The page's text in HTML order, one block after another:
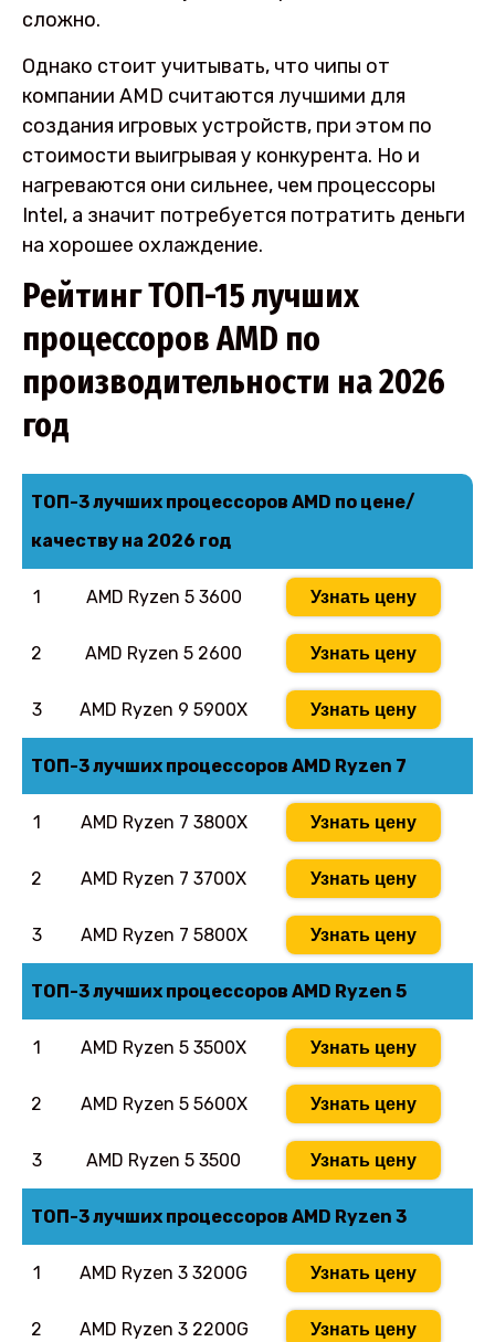
сложно.
Однако стоит учитывать, что чипы от
компании AMD считаются лучшими для
создания игровых устройств, при этом по
стоимости выигрывая у конкурента. Но и
нагреваются они сильнее, чем процессоры
Intel, а значит потребуется потратить деньги
на хорошее охлаждение.
Рейтинг ТОП-15 лучших
процессоров AMD по
производительности на 2026
год
ТОП-3 лучших процессоров AMD по цене/
качеству на 2026 год
1 AMD Ryzen 5 3600 Узнать цену
2 AMD Ryzen 5 2600 Узнать цену
3 AMD Ryzen 9 5900X Узнать цену
ТОП-3 лучших процессоров AMD Ryzen 7
1 AMD Ryzen 7 3800X Узнать цену
2 AMD Ryzen 7 3700X Узнать цену
3 AMD Ryzen 7 5800X Узнать цену
ТОП-3 лучших процессоров AMD Ryzen 5
1 AMD Ryzen 5 3500X Узнать цену
2 AMD Ryzen 5 5600X Узнать цену
3 AMD Ryzen 5 3500 Узнать цену
ТОП-3 лучших процессоров AMD Ryzen 3
1 AMD Ryzen 3 3200G Узнать цену
2 AMD Ryzen 3 2200G Узнать цену